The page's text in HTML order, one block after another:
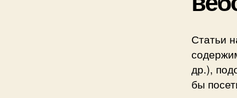
Статьи
др.),
бы